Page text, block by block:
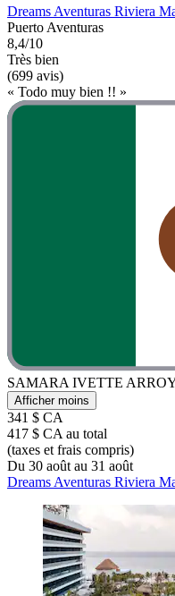
Dreams Aventuras Riviera
Puerto Aventuras
8,4/10
Très bien
(699 avis)
« Todo muy bien !! »
SAMARA IVETTE
Afficher moins
341 $ CA
417 $ CA au total
(taxes et frais compris)
Du 30 août au 31 août
Dreams Aventuras Riviera